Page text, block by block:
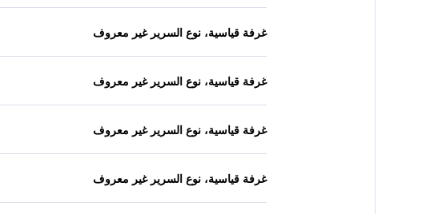
غرفة قياسية، نوع السرير غير معروف
غرفة قياسية، نوع السرير غير معروف
غرفة قياسية، نوع السرير غير معروف
غرفة قياسية، نوع السرير غير معروف